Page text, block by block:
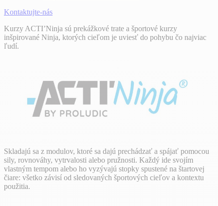
Kontaktujte-nás
Kurzy ACTI’Ninja sú prekážkové trate a športové kurzy
inšpirované Ninja, ktorých cieľom je uviesť do pohybu čo najviac
ľudí.
Skladajú sa z modulov, ktoré sa dajú prechádzať a spájať pomocou
sily, rovnováhy, vytrvalosti alebo pružnosti. Každý ide svojím
vlastným tempom alebo ho vyzývajú stopky spustené na štartovej
čiare: všetko závisí od sledovaných športových cieľov a kontextu
použitia.